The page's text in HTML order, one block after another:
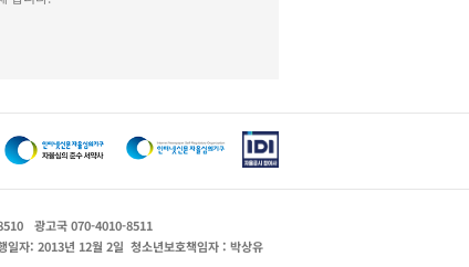
광고국 070-4010-8511
일자: 2013년 12월 2일 청소년보호책임자 : 박상유